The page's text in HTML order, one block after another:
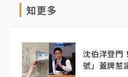
知更多
沈伯洋登門
號」蓋牌